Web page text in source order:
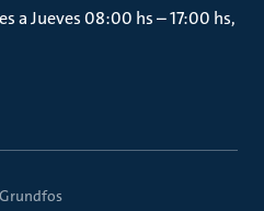
a Jueves 08:00 hs – 17:00 hs,